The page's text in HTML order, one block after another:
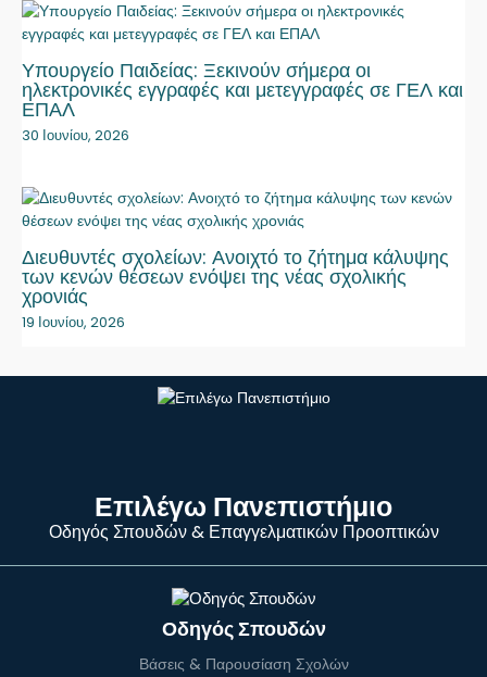
Υπουργείο Παιδείας: Ξεκινούν σήμερα οι
ηλεκτρονικές εγγραφές και μετεγγραφές σε ΓΕΛ και
ΕΠΑΛ
30 Ιουνίου, 2026
Διευθυντές σχολείων: Ανοιχτό το ζήτημα κάλυψης
των κενών θέσεων ενόψει της νέας σχολικής
χρονιάς
19 Ιουνίου, 2026
Επιλέγω Πανεπιστήμιο
Οδηγός Σπουδών & Επαγγελματικών Προοπτικών
Οδηγός Σπουδών
Βάσεις & Παρουσίαση Σχολών